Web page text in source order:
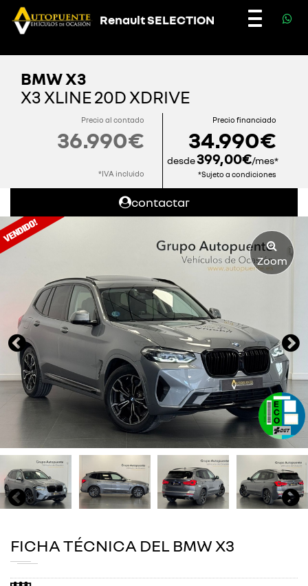
Renault SELECTION
Toggle
BMW X3
X3 XLINE 20D XDRIVE
Precio al contado
36.990€
*IVA incluido
Precio financiado
34.990€
desde399,00€/mes*
*Sujeto a condiciones
contactar
Zoom
FICHA TÉCNICA DEL BMW X3